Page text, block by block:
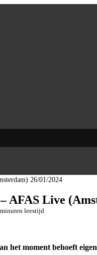
26/01/2024
AFAS Live
leestijd
het moment behoeft